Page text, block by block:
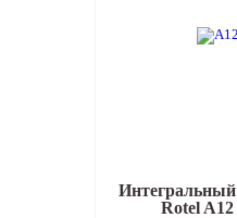
Интегральный
Rotel